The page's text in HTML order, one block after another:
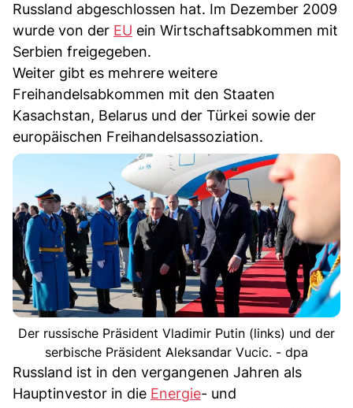
Russland abgeschlossen hat. Im Dezember 2009
wurde von der EU ein Wirtschaftsabkommen mit
Serbien freigegeben.
Weiter gibt es mehrere weitere
Freihandelsabkommen mit den Staaten
Kasachstan, Belarus und der Türkei sowie der
europäischen Freihandelsassoziation.
Der russische Präsident Vladimir Putin (links) und der
serbische Präsident Aleksandar Vucic. - dpa
Russland ist in den vergangenen Jahren als
Hauptinvestor in die Energie- und